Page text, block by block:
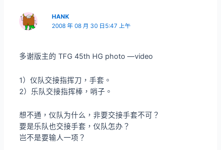
HANK
2008 年 08 月 30 日5:47 上午
多谢版主的 TFG 45th HG photo —video
1）仪队交接指挥刀，手套。
2）乐队交接指挥棒，哨子。
想不通，仪队为什么，非要交接手套不可？
要是乐队也交接手套，仪队怎办？
岂不是要输人一项？